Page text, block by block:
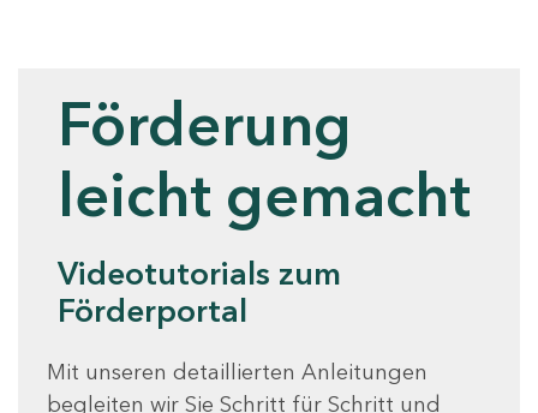
Förderung
leicht gemacht
Videotutorials zum
Förderportal
Mit unseren detaillierten Anleitungen
begleiten wir Sie Schritt für Schritt und